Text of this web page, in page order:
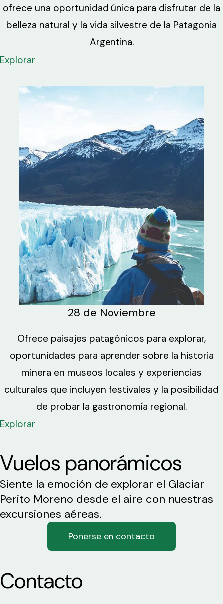
ofrece una oportunidad única para disfrutar de la
belleza natural y la vida silvestre de la Patagonia
Argentina.
Explorar
28 de Noviembre
Ofrece paisajes patagónicos para explorar,
oportunidades para aprender sobre la historia
minera en museos locales y experiencias
culturales que incluyen festivales y la posibilidad
de probar la gastronomía regional.
Explorar
Vuelos panorámicos
Siente la emoción de explorar el Glaciar
Perito Moreno desde el aire con nuestras
excursiones aéreas.
Ponerse en contacto
Contacto